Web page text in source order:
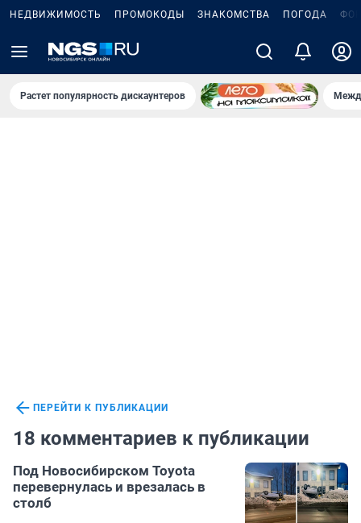
НЕДВИЖИМОСТЬ ПРОМОКОДЫ ЗНАКОМСТВА ПОГОДА
Растет популярность дискаунтеров
ПЕРЕЙТИ К ПУБЛИКАЦИИ
18 комментариев к публикации
Под Новосибирском Toyota
перевернулась и врезалась в
столб